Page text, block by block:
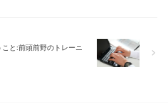
と:前頭前野のトレーニ